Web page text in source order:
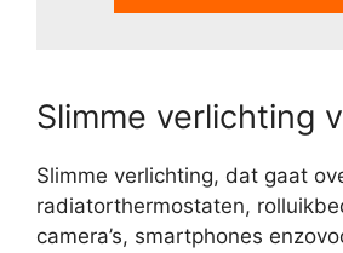
Slimme verlichting
Slimme verlichting, dat gaat
radiatorthermostaten,
camera’s, smartphones